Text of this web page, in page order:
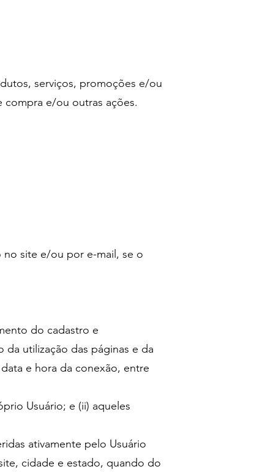
serviços, promoções e/ou
compra e/ou outras ações.
no site e/ou por e-mail, se o
do cadastro e
utilização das páginas e da
e hora da conexão, entre
Usuário; e (ii) aqueles
ativamente pelo Usuário
cidade e estado, quando do